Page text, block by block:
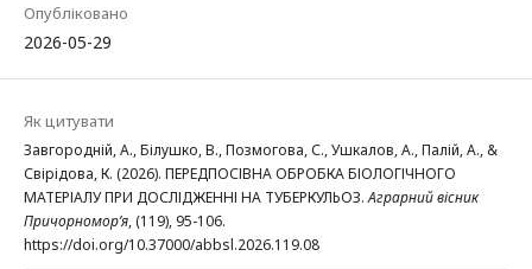
Опубліковано
2026-05-29
Як цитувати
Завгородній, А., Білушко, В., Позмогова, С., Ушкалов, А., Палій, А., &
Свірідова, К. (2026). ПЕРЕДПОСІВНА ОБРОБКА БІОЛОГІЧНОГО
МАТЕРІАЛУ ПРИ ДОСЛІДЖЕННІ НА ТУБЕРКУЛЬОЗ.Аграрний вісник
Причорномор’я, (119), 95-106.
https://doi.org/10.37000/abbsl.2026.119.08